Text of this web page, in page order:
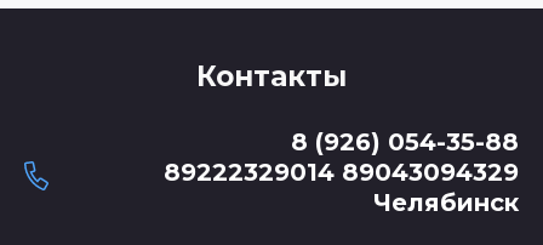
Контакты
8 (926) 054-35-88
89222329014 89043094329
Челябинск